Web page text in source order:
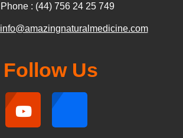
Phone : (44) 756 24 25 749
info@amazingnaturalmedicine.com
Follow Us